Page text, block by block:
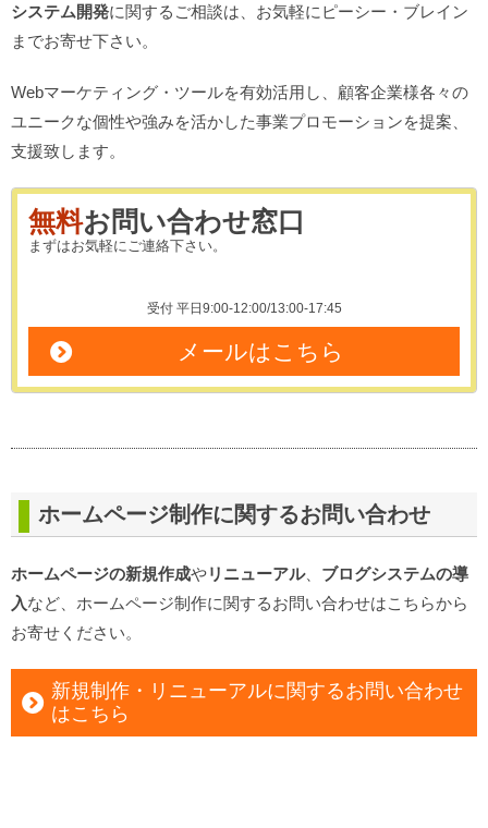
システム開発に関するご相談は、お気軽にピーシー・ブレイン
までお寄せ下さい。
Webマーケティング・ツールを有効活用し、顧客企業様各々の
ユニークな個性や強みを活かした事業プロモーションを提案、
支援致します。
無料お問い合わせ窓口
まずはお気軽にご連絡下さい。
受付 平日9:00-12:00/13:00-17:45
メールはこちら
ホームページ制作に関するお問い合わせ
ホームページの新規作成やリニューアル、 ブログシステムの導
入など、ホームページ制作に関するお問い合わせはこちらから
お寄せください。
新規制作・リニューアルに関するお問い合わせ
はこちら